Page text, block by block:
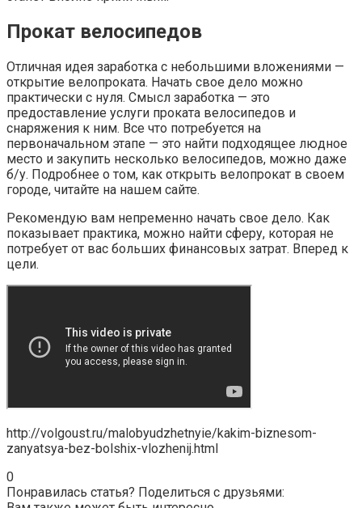
Прокат велосипедов
Отличная идея заработка с небольшими вложениями —
открытие велопроката. Начать свое дело можно
практически с нуля. Смысл заработка — это
предоставление услуги проката велосипедов и
снаряжения к ним. Все что потребуется на
первоначальном этапе — это найти подходящее людное
место и закупить несколько велосипедов, можно даже
б/у. Подробнее о том, как открыть велопрокат в своем
городе, читайте на нашем сайте.
Рекомендую вам непременно начать свое дело. Как
показывает практика, можно найти сферу, которая не
потребует от вас больших финансовых затрат. Вперед к
цели.
http://volgoust.ru/malobyudzhetnyie/kakim-biznesom-
zanyatsya-bez-bolshix-vlozhenij.html
0
Понравилась статья? Поделиться с друзьями: